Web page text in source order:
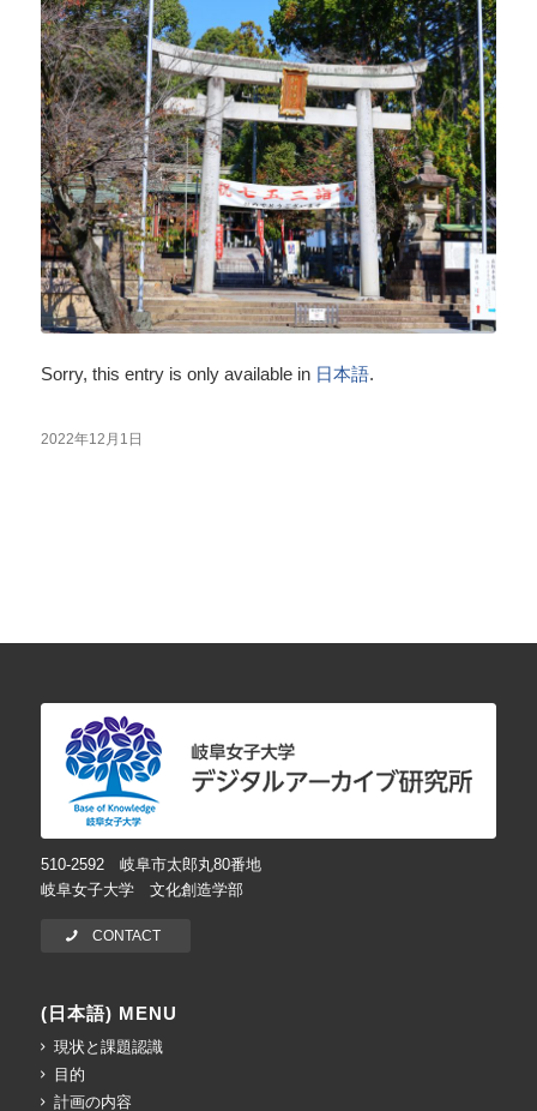
Sorry, this entry is only available in 日本語.
2022年12月1日
510-2592 岐阜市太郎丸80番地
岐阜女子大学 文化創造学部
CONTACT
(日本語) MENU
現状と課題認識
目的
計画の内容